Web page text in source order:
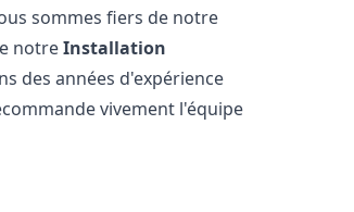
sommes fiers de notre
notreInstallation
des années d'expérience
vivement l'équipe